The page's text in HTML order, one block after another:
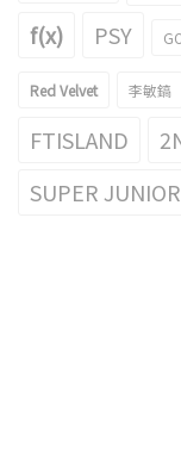
f(x) PSY
Red Velvet 李敏鎬
FTISLAND
SUPER JUNIOR